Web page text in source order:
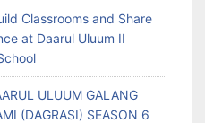
Classrooms and Share
at Daarul Uluum II
ULUUM GALANG
(DAGRASI) SEASON 6